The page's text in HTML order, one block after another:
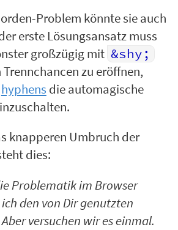
Problem könnte sie auch
erste Lösungsansatz muss
großzügig mit &shy;
zu eröffnen,
hyphens die automagische
knapperen Umbruch der
dies:
Problematik im Browser
den von Dir genutzten
versuchen wir es einmal.